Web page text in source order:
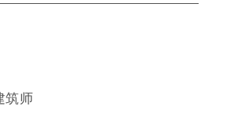
筑师